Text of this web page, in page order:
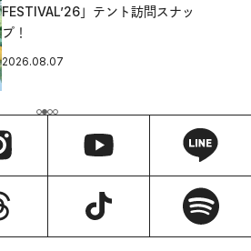
FESTIVAL’26」テント訪問スナッ
プ！
2026.08.07